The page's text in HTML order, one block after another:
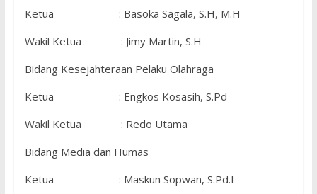
Ketua : Basoka Sagala, S.H, M.H
Wakil Ketua : Jimy Martin, S.H
Bidang Kesejahteraan Pelaku Olahraga
Ketua : Engkos Kosasih, S.Pd
Wakil Ketua : Redo Utama
Bidang Media dan Humas
Ketua : Maskun Sopwan, S.Pd.I